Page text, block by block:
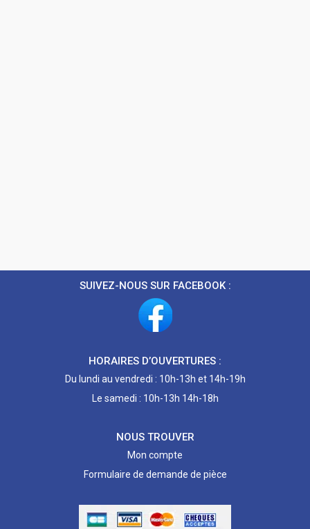
SUIVEZ-NOUS SUR FACEBOOK :
HORAIRES D’OUVERTURES :
Du lundi au vendredi : 10h-13h et 14h-19h
Le samedi : 10h-13h 14h-18h
NOUS TROUVER
Mon compte
Formulaire de demande de pièce